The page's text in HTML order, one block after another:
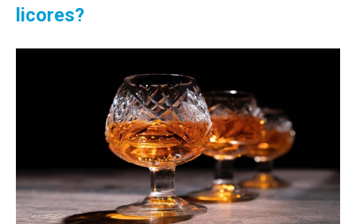
licores?